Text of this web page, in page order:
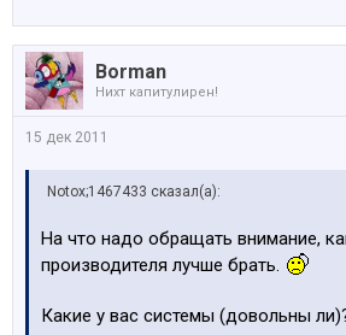
Borman
Нихт капитулирен!
15 дек 2011
Notox;1467433 сказал(а):
На что надо обращать внимание,
производителя лучше брать.
Какие у вас системы (довольны